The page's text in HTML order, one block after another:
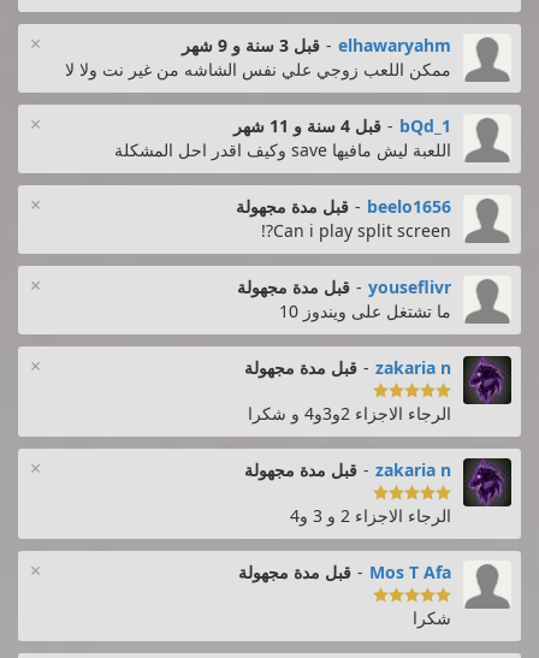
× elhawaryahm
- قبل 3 سنة و 9 شهر
ممكن اللعب زوجي علي نفس الشاشه من غير نت ولا لا
× bQd_1
- قبل 4 سنة و 11 شهر
اللعبة ليش مافيها save وكيف اقدر احل المشكلة
× beelo1656
- قبل مدة مجهولة
Can i play split screen?!
× youseflivr
- قبل مدة مجهولة
ما تشتغل على ويندوز 10
× zakaria n
- قبل مدة مجهولة

الرجاء الاجزاء 2و3و4 و شكرا
× zakaria n
- قبل مدة مجهولة

الرجاء الاجزاء 2 و 3 و4
× Mos T Afa
- قبل مدة مجهولة

شكرا